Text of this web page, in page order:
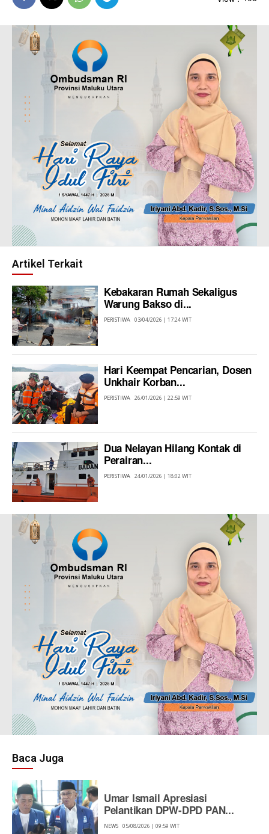
Artikel Terkait
Kebakaran Rumah Sekaligus
Warung Bakso di...
PERISTIWA 03/04/2026 | 17:24 WIT
Hari Keempat Pencarian, Dosen
Unkhair Korban...
PERISTIWA 26/01/2026 | 22:59 WIT
Dua Nelayan Hilang Kontak di
Perairan...
PERISTIWA 24/01/2026 | 18:02 WIT
Baca Juga
Umar Ismail Apresiasi
Pelantikan DPW-DPD PAN...
NEWS 05/08/2026 | 09:59 WIT